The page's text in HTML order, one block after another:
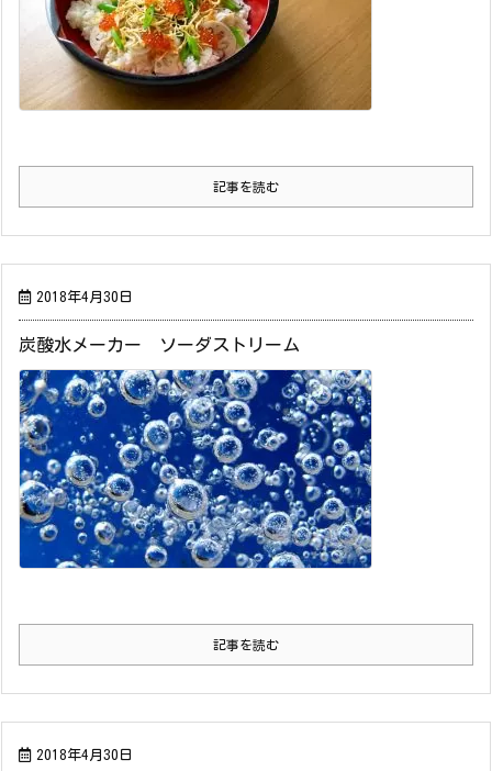
記事を読む
2018年4月30日
炭酸水メーカー ソーダストリーム
記事を読む
2018年4月30日